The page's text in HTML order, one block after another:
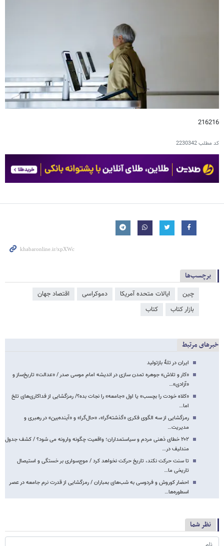
216216
کد مطلب2230342
برچسب‌ها
چین ایالات متحده آمریکا دموکراسی
اقتصاد جهان
بازار کتاب
کتاب
خبرهای مرتبط
ایران در تلۀ بازتولید
«کار و تلاش» جوهره تمدن سازی در اندیشه امام موسی صدر / «عدالت» تاریخ‌ساز و
«آزادی»…
«کلاه خودت را بچسب» یا اول «جامعه» را نجات بده؟/ رمزگشایی از فداکاری‌های تلخ
اما…
رمزگشایی از سه الگوی فکری «گذشته‌گرا»، «حال‌گرا» و «آینده‌بین» در رهبری و
مدیریت…
۲۰۲ خطای ذهنی مردم و سیاستمداران؛ واقعیت چگونه وارونه می شود؟ / کشف جدول
مندلیف در…
تا سنت حرکت نکند، تاریخ حرکت نخواهد کرد / موج‌سواری بر خستگی و استیصال
تاریخی ما…
احضار کوروش و فردوسی به شب‌های بمباران / رمزگشایی از قدرت نرم جامعه در عصر
اسطوره‌ها…
نظر شما